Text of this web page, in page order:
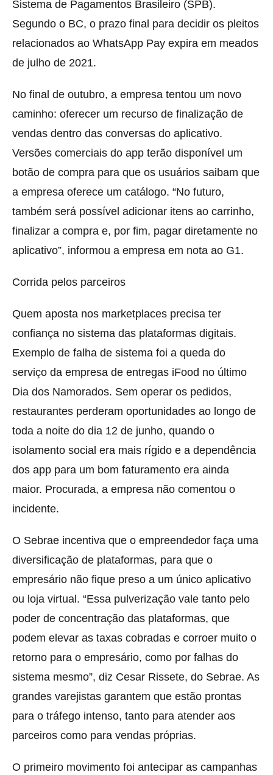
Sistema de Pagamentos Brasileiro (SPB).
Segundo o BC, o prazo final para decidir os pleitos
relacionados ao WhatsApp Pay expira em meados
de julho de 2021.
No final de outubro, a empresa tentou um novo
caminho: oferecer um recurso de finalização de
vendas dentro das conversas do aplicativo.
Versões comerciais do app terão disponível um
botão de compra para que os usuários saibam que
a empresa oferece um catálogo. “No futuro,
também será possível adicionar itens ao carrinho,
finalizar a compra e, por fim, pagar diretamente no
aplicativo”, informou a empresa em nota ao G1.
Corrida pelos parceiros
Quem aposta nos marketplaces precisa ter
confiança no sistema das plataformas digitais.
Exemplo de falha de sistema foi a queda do
serviço da empresa de entregas iFood no último
Dia dos Namorados. Sem operar os pedidos,
restaurantes perderam oportunidades ao longo de
toda a noite do dia 12 de junho, quando o
isolamento social era mais rígido e a dependência
dos app para um bom faturamento era ainda
maior. Procurada, a empresa não comentou o
incidente.
O Sebrae incentiva que o empreendedor faça uma
diversificação de plataformas, para que o
empresário não fique preso a um único aplicativo
ou loja virtual. “Essa pulverização vale tanto pelo
poder de concentração das plataformas, que
podem elevar as taxas cobradas e corroer muito o
retorno para o empresário, como por falhas do
sistema mesmo”, diz Cesar Rissete, do Sebrae. As
grandes varejistas garantem que estão prontas
para o tráfego intenso, tanto para atender aos
parceiros como para vendas próprias.
O primeiro movimento foi antecipar as campanhas